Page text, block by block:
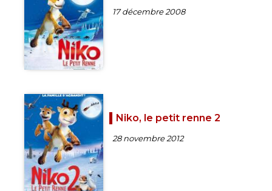
17 décembre 2008
Niko, le petit renne 2
28 novembre 2012